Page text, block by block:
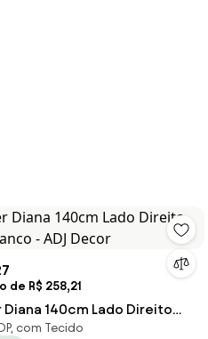
de R$ 258,21
Diana 140cm Lado Direito
- ADJ Decor
com Tecido